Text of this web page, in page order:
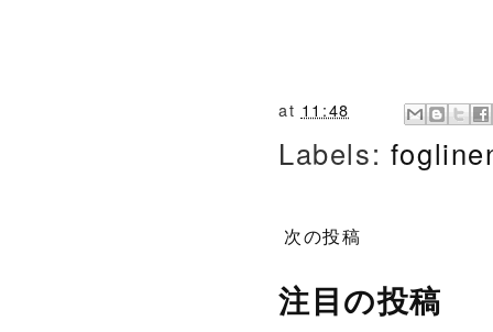
at 11:48
Labels:
次の投稿
注目の投稿